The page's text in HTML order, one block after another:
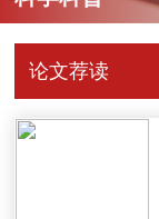
论文荐读